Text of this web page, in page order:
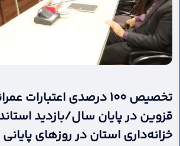
تخصیص ۱۰۰ درصدی اعتبارات
قزوین در پایان سال/بازدید
خزانه‌داری استان در روزهای